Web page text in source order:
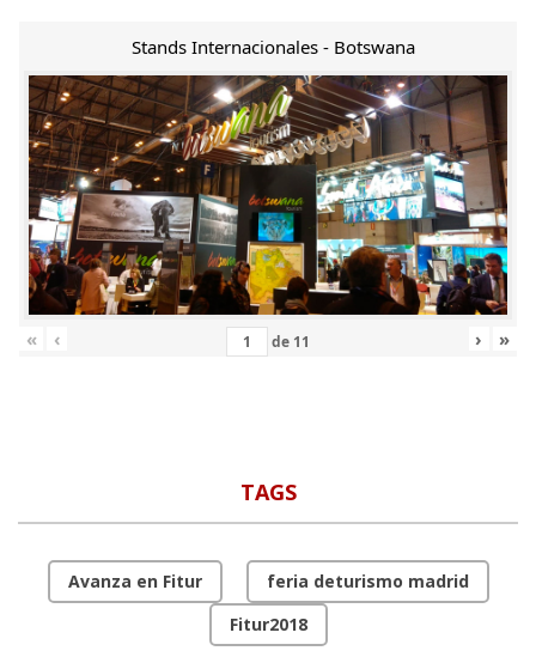
Stands Internacionales - Botswana
« ‹ de 11 › »
TAGS
Avanza en Fitur
feria deturismo madrid
Fitur2018